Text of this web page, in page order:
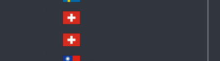
a
Sw
ed
en
Sw
itz
erl
Sw